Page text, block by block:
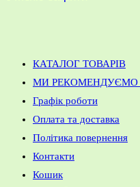
КАТАЛОГ ТОВАРІВ
МИ РЕКОМЕНДУЄМО
Графік роботи
Оплата та доставка
Політика повернення
Контакти
Кошик